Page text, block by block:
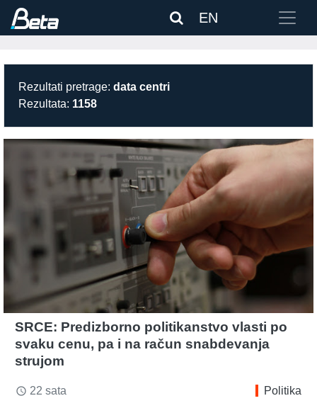
EN
Rezultati pretrage: data centri
Rezultata: 1158
SRCE: Predizborno politikanstvo vlasti po
svaku cenu, pa i na račun snabdevanja
strujom
access_time 22 sata Politika